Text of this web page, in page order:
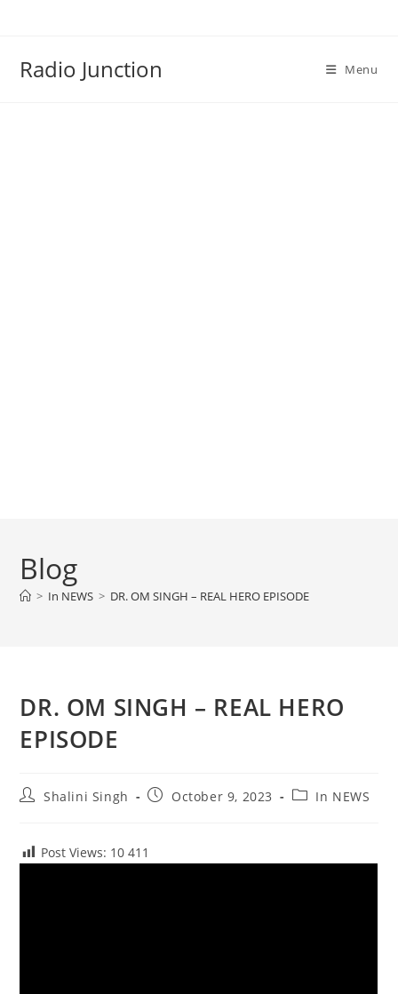
Radio Junction Menu
Blog
> In NEWS > DR. OM SINGH – REAL HERO EPISODE
DR. OM SINGH – REAL HERO
EPISODE
PostShalini Singh
PostOctober 9, 2023
PostIn NEWS
Post Views: 10 411